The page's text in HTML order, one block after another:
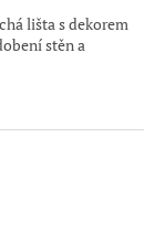
lišta s dekorem
stěn a